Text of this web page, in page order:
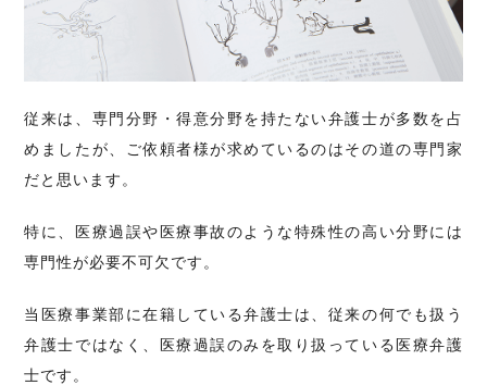
従来は、専門分野・得意分野を持たない弁護士が多数を占
めましたが、ご依頼者様が求めているのはその道の専門家
だと思います。
特に、医療過誤や医療事故のような特殊性の高い分野には
専門性が必要不可欠です。
当医療事業部に在籍している弁護士は、従来の何でも扱う
弁護士ではなく、医療過誤のみを取り扱っている医療弁護
士です。